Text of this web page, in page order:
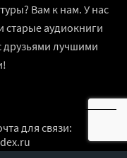
Вам к нам. У нас
старые аудиокниги
друзьями лучшими
для связи: